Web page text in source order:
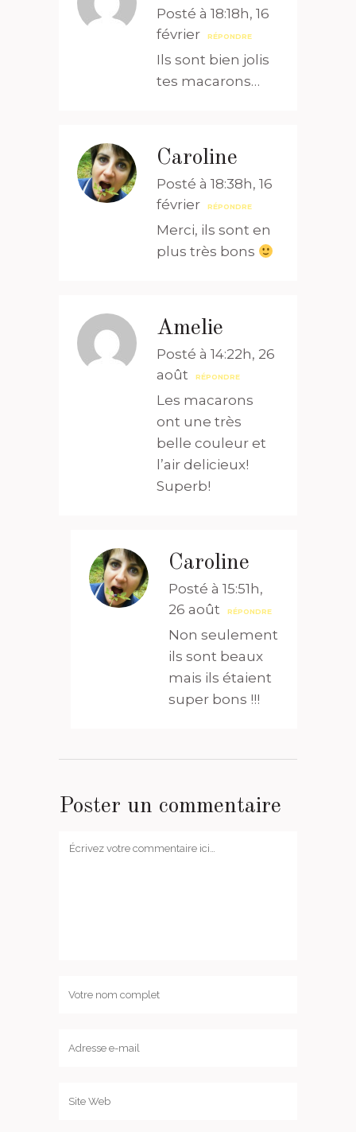
Posté à 18:18h, 16
février
RÉPONDRE
Ils sont bien jolis
tes macarons…
Caroline
Posté à 18:38h, 16
février
RÉPONDRE
Merci, ils sont en
plus très bons
Amelie
Posté à 14:22h, 26
août
RÉPONDRE
Les macarons
ont une très
belle couleur et
l’air delicieux!
Superb!
Caroline
Posté à 15:51h,
26 août
RÉPONDRE
Non seulement
ils sont beaux
mais ils étaient
super bons !!!
Poster un commentaire